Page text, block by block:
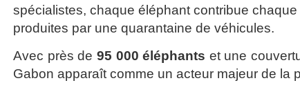
spécialistes, chaque éléphant contribue
produites par une quarantaine de véhicules.
Avec près de 95 000 éléphants et une
Gabon apparaît comme un acteur majeur de la